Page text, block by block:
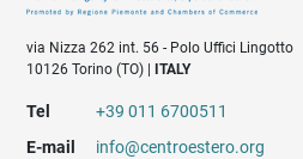
via Nizza 262 int. 56 - Polo Uffici Lingotto
10126 Torino (TO) |
ITALY
Tel
+39 011 6700511
E-mail
info@centroestero.org